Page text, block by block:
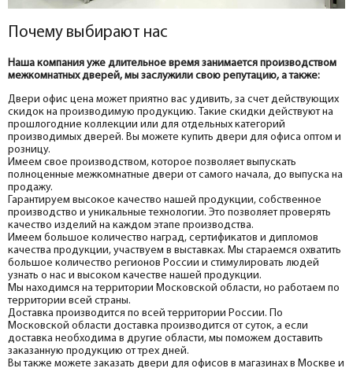
Почему выбирают нас
Наша компания уже длительное время занимается производством
межкомнатных дверей, мы заслужили свою репутацию, а также:
Двери офис цена может приятно вас удивить, за счет действующих
скидок на производимую продукцию. Такие скидки действуют на
прошлогодние коллекции или для отдельных категорий
производимых дверей. Вы можете купить двери для офиса оптом и
розницу.
Имеем свое производством, которое позволяет выпускать
полноценные межкомнатные двери от самого начала, до выпуска на
продажу.
Гарантируем высокое качество нашей продукции, собственное
производство и уникальные технологии. Это позволяет проверять
качество изделий на каждом этапе производства.
Имеем большое количество наград, сертификатов и дипломов
качества продукции, участвуем в выставках. Мы стараемся охватить
большое количество регионов России и стимулировать людей
узнать о нас и высоком качестве нашей продукции.
Мы находимся на территории Московской области, но работаем по
территории всей страны.
Доставка производится по всей территории России. По
Московской области доставка производится от суток, а если
доставка необходима в другие области, мы поможем доставить
заказанную продукцию от трех дней.
Вы также можете заказать двери для офисов в магазинах в Москве и